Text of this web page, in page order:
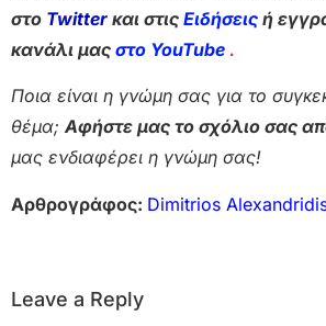
στο Twitter και στις Ειδήσεις ή
κανάλι μας στο YouTube .
Ποια είναι η γνώμη σας για το
θέμα;Αφήστε μας το σχόλιο σας
μας ενδιαφέρει η γνώμη σας!
Αρθρογράφος: Dimitrios
Leave a Reply